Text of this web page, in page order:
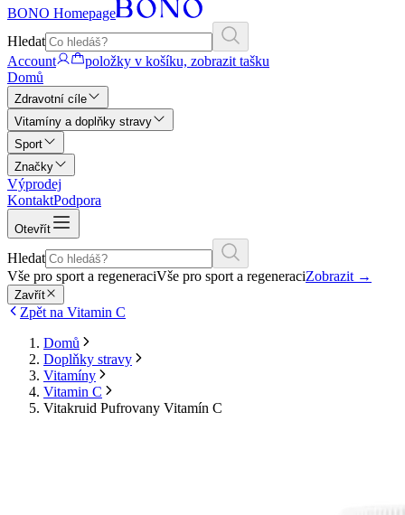
BONO Homepage
Hledat
Account
položky v košíku, zobrazit tašku
Domů
Zdravotní cíle
Vitamíny a doplňky stravy
Sport
Značky
Výprodej
KontaktPodpora
Otevřít
Hledat
Vše pro sport a regeneraciVše pro sport a regeneraciZobrazit →
Zavřít
Zpět na Vitamin C
Domů
Doplňky stravy
Vitamíny
Vitamin C
Vitakruid Pufrovany Vitamín C